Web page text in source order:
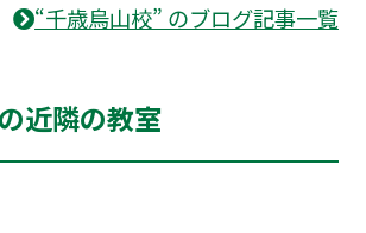
“千歳烏山校” のブログ記事一覧
近隣の教室